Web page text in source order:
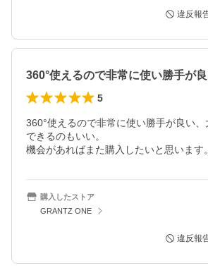
違反報
5
360°使えるので非常に使い勝手が良い、
できるのもいい。
機会があればまた購入したいと思います。
購入したストア
GRANTZ ONE
違反報